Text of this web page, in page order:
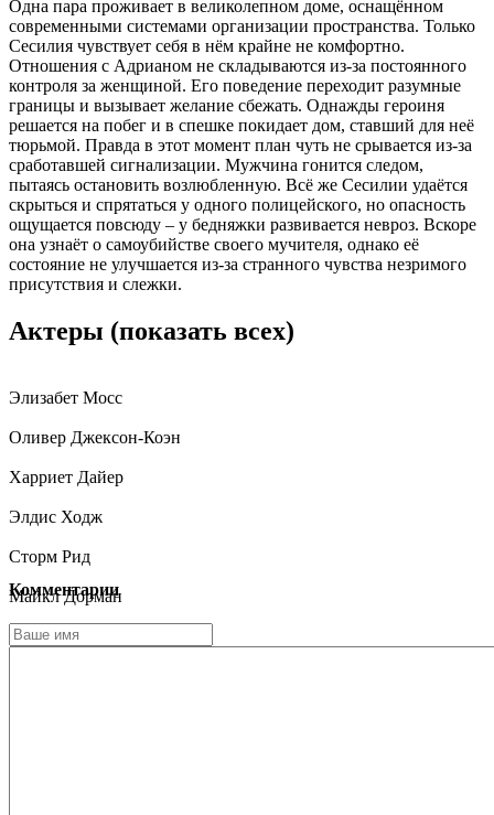
Одна пара проживает в великолепном доме, оснащённом
современными системами организации пространства. Только
Сесилия чувствует себя в нём крайне не комфортно.
Отношения с Адрианом не складываются из-за постоянного
контроля за женщиной. Его поведение переходит разумные
границы и вызывает желание сбежать. Однажды героиня
решается на побег и в спешке покидает дом, ставший для неё
тюрьмой. Правда в этот момент план чуть не срывается из-за
сработавшей сигнализации. Мужчина гонится следом,
пытаясь остановить возлюбленную. Всё же Сесилии удаётся
скрыться и спрятаться у одного полицейского, но опасность
ощущается повсюду – у бедняжки развивается невроз. Вскоре
она узнаёт о самоубийстве своего мучителя, однако её
состояние не улучшается из-за странного чувства незримого
присутствия и слежки.
Актеры (показать всех)
Элизабет Мосс
Оливер Джексон-Коэн
Харриет Дайер
Элдис Ходж
Сторм Рид
Майкл Дорман
Бенедикт Харди
Комментарии